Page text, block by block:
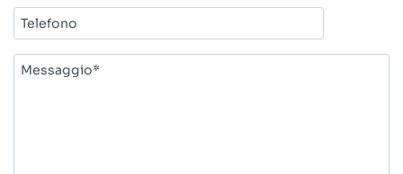
Telefono
Messaggio*